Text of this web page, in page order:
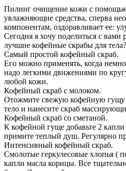
Пилинг очищение кожи с помощью
увлажняющие средства, сперва
компонентам, оздоравливает ее:
Сегодня я хочу поделиться с
лучшие кофейные скрабы для тела?
Самый простой кофейный скраб.
Его можно применять, когда
надо легкими движениями по
любой кожи.
Кофейный скраб с молоком.
Отожмите свежую кофейную гущу
тело и нанесите скраб
Кофейный скраб со сметаной.
К кофейной гуще добавьте 2
примите теплый душ. Регулярно
Интенсивный кофейный скраб.
Смолотые геркулесовые хлопья (
капли масла корицы. Все